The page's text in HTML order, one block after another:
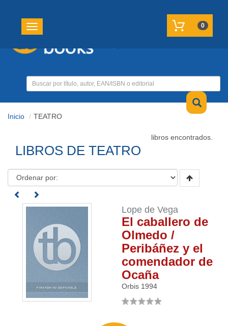
Toggle navigation 0
Inicio TEATRO
libros encontrados.
LIBROS DE TEATRO
Lope de Vega
El caballero de
Olmedo /
Peribáñez y el
comendador de
Ocaña
Orbis 1994